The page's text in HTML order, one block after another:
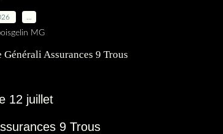
MG
12 juillet
9 Trous